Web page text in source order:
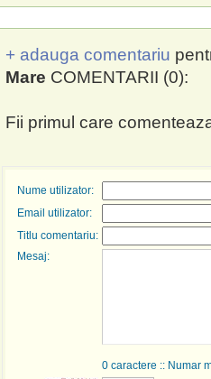
+ adauga comentariu
Mare COMENTARII (0):
Fii primul care
Nume utilizator:
Email utilizator:
Titlu comentariu:
Mesaj:
0 caractere :: Numar